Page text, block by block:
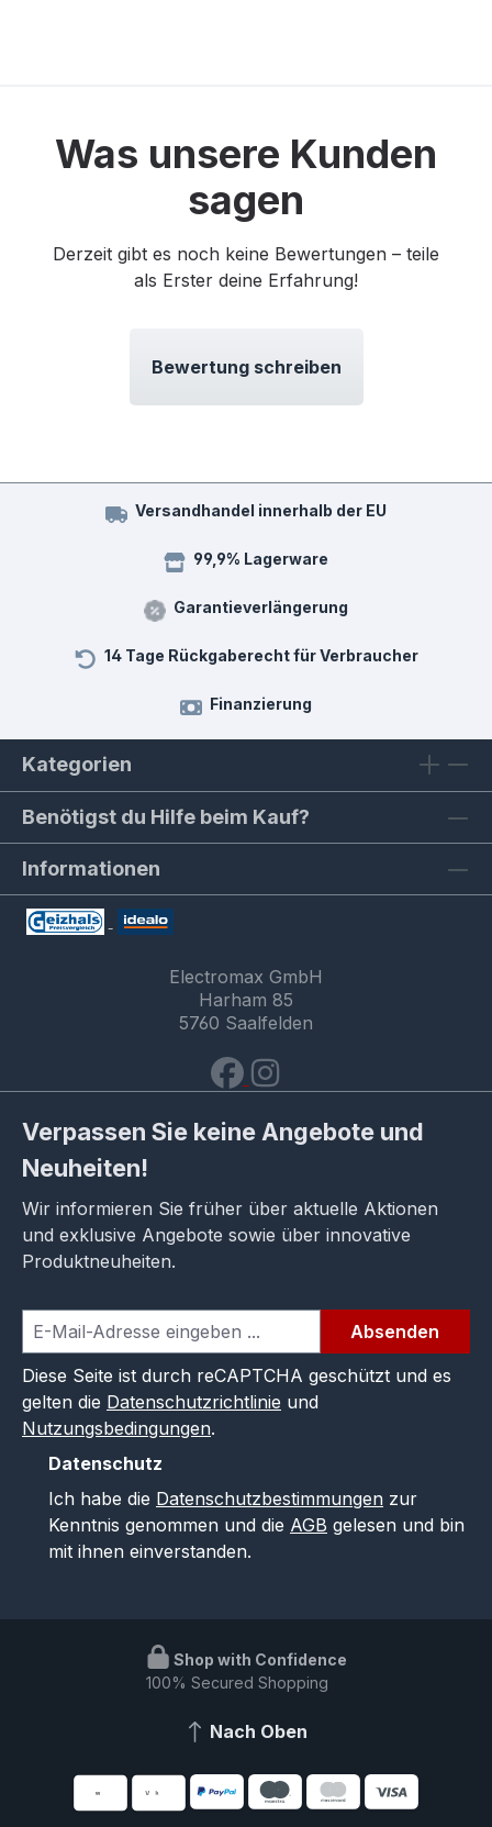
Was unsere Kunden
sagen
Derzeit gibt es noch keine Bewertungen – teile
als Erster deine Erfahrung!
Bewertung schreiben
Versandhandel innerhalb der EU
99,9% Lagerware
Garantieverlängerung
14 Tage Rückgaberecht für Verbraucher
Finanzierung
Kategorien
Benötigst du Hilfe beim Kauf?
Informationen
Electromax GmbH
Harham 85
5760 Saalfelden
Verpassen Sie keine Angebote und
Neuheiten!
Wir informieren Sie früher über aktuelle Aktionen
und exklusive Angebote sowie über innovative
Produktneuheiten.
Absenden
Diese Seite ist durch reCAPTCHA geschützt und es
gelten die Datenschutzrichtlinie und
Nutzungsbedingungen.
Datenschutz
Ich habe die Datenschutzbestimmungen zur
Kenntnis genommen und die AGB gelesen und bin
mit ihnen einverstanden.
Shop with Confidence
100% Secured Shopping
Nach Oben